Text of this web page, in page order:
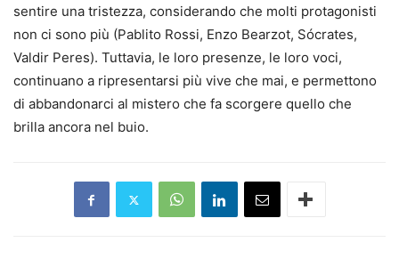
sentire una tristezza, considerando che molti protagonisti
non ci sono più (Pablito Rossi, Enzo Bearzot, Sócrates,
Valdir Peres). Tuttavia, le loro presenze, le loro voci,
continuano a ripresentarsi più vive che mai, e permettono
di abbandonarci al mistero che fa scorgere quello che
brilla ancora nel buio.